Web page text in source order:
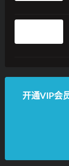
开通VIP会